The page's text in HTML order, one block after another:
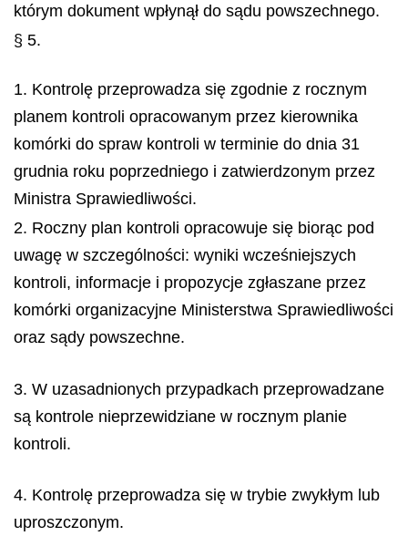
którym dokument wpłynął do sądu powszechnego.
§ 5.
1. Kontrolę przeprowadza się zgodnie z rocznym
planem kontroli opracowanym przez kierownika
komórki do spraw kontroli w terminie do dnia 31
grudnia roku poprzedniego i zatwierdzonym przez
Ministra Sprawiedliwości.
2. Roczny plan kontroli opracowuje się biorąc pod
uwagę w szczególności: wyniki wcześniejszych
kontroli, informacje i propozycje zgłaszane przez
komórki organizacyjne Ministerstwa Sprawiedliwości
oraz sądy powszechne.
3. W uzasadnionych przypadkach przeprowadzane
są kontrole nieprzewidziane w rocznym planie
kontroli.
4. Kontrolę przeprowadza się w trybie zwykłym lub
uproszczonym.